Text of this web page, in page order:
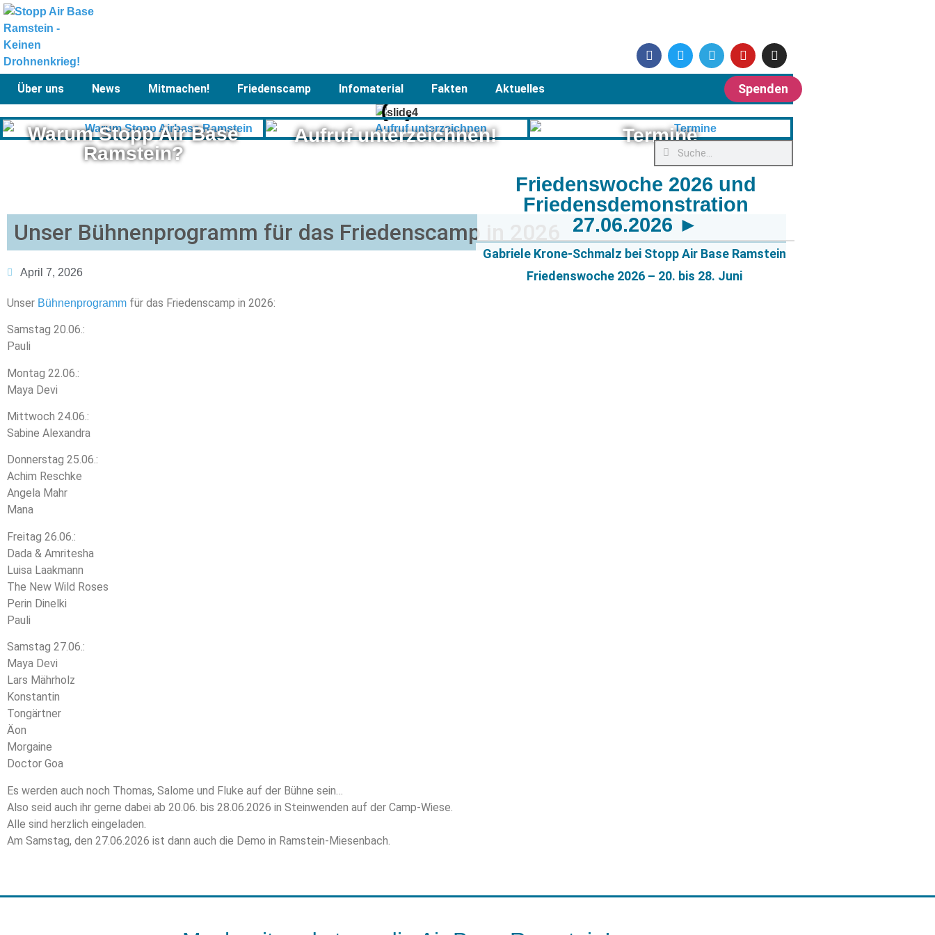
Spenden
Über uns News Mitmachen! Friedenscamp Infomaterial Fakten Aktuelles
Friedenswoche 2026 und
Friedensdemonstration
27.06.2026 ►
Gabriele Krone-Schmalz bei Stopp Air Base Ramstein
Friedenswoche 2026 – 20. bis 28. Juni
Warum Stopp Air Base
Ramstein?
Aufruf unterzeichnen! Termine
Unser Bühnenprogramm für das Friedenscamp in 2026
April 7, 2026
Unser Bühnenprogramm für das Friedenscamp in 2026:
Samstag 20.06.:
Pauli
Montag 22.06.:
Maya Devi
Mittwoch 24.06.:
Sabine Alexandra
Donnerstag 25.06.:
Achim Reschke
Angela Mahr
Mana
Freitag 26.06.:
Dada & Amritesha
Luisa Laakmann
The New Wild Roses
Perin Dinelki
Pauli
Samstag 27.06.:
Maya Devi
Lars Mährholz
Konstantin
Tongärtner
Äon
Morgaine
Doctor Goa
Es werden auch noch Thomas, Salome und Fluke auf der Bühne sein…
Also seid auch ihr gerne dabei ab 20.06. bis 28.06.2026 in Steinwenden auf der Camp-Wiese.
Alle sind herzlich eingeladen.
Am Samstag, den 27.06.2026 ist dann auch die Demo in Ramstein-Miesenbach.